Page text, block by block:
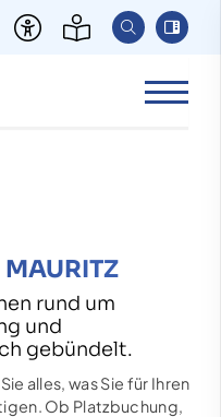
MAURITZ
rund um
und
gebündelt.
alles, was Sie für Ihren
Ob Platzbuchung,